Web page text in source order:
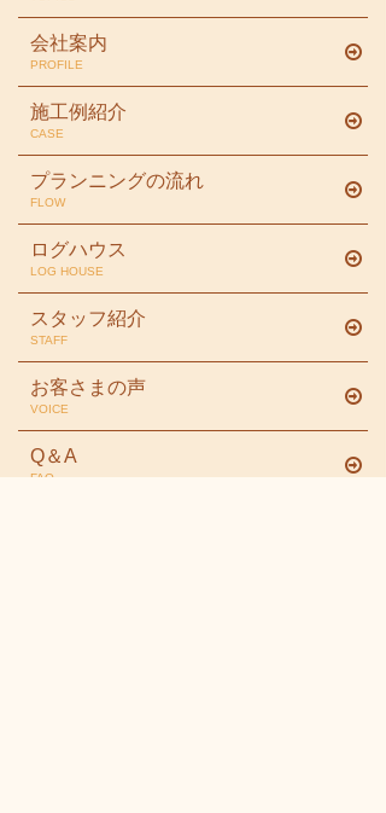
会社案内
PROFILE
施工例紹介
CASE
プランニングの流れ
FLOW
ログハウス
LOG HOUSE
スタッフ紹介
STAFF
お客さまの声
VOICE
Q＆A
FAQ